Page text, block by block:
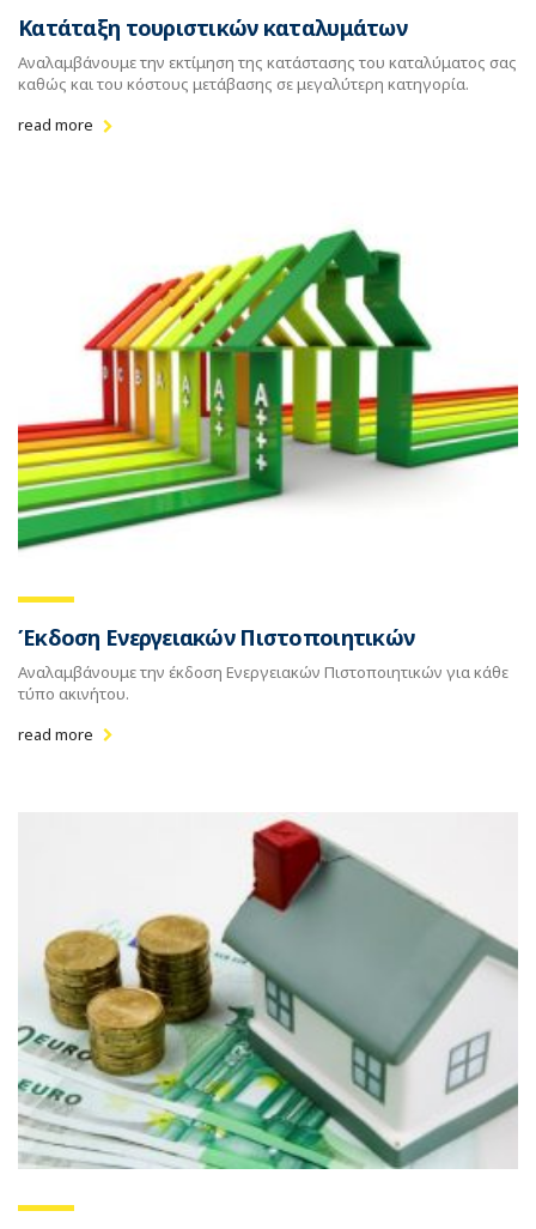
Κατάταξη τουριστικών καταλυμάτων
Αναλαμβάνουμε την εκτίμηση της κατάστασης του καταλύματος σας
καθώς και του κόστους μετάβασης σε μεγαλύτερη κατηγορία.
read more
Έκδοση Ενεργειακών Πιστοποιητικών
Αναλαμβάνουμε την έκδοση Ενεργειακών Πιστοποιητικών για κάθε
τύπο ακινήτου.
read more